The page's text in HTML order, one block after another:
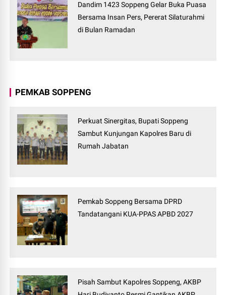
Dandim 1423 Soppeng Gelar Buka Puasa
Bersama Insan Pers, Pererat Silaturahmi
di Bulan Ramadan
PEMKAB SOPPENG
Perkuat Sinergitas, Bupati Soppeng
Sambut Kunjungan Kapolres Baru di
Rumah Jabatan
Pemkab Soppeng Bersama DPRD
Tandatangani KUA-PPAS APBD 2027
Pisah Sambut Kapolres Soppeng, AKBP